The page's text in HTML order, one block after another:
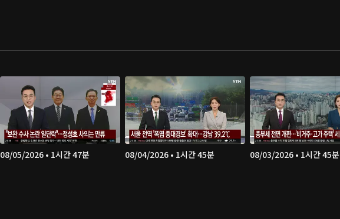
08/05/2026 • 1시간 47분 08/04/2026 • 1시간 45분 08/03/2026 • 1시간 45분